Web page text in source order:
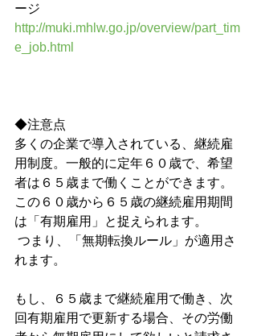
ージ
http://muki.mhlw.go.jp/overview/part_tim
e_job.html
◆注意点
多くの企業で導入されている、継続雇
用制度。一般的に定年６０歳で、希望
者は６５歳まで働くことができます。
この６０歳から６５歳の継続雇用期間
は「有期雇用」と捉えられます。
れます。
もし、６５歳まで継続雇用で働き、次
回有期雇用で更新する場合、その労働